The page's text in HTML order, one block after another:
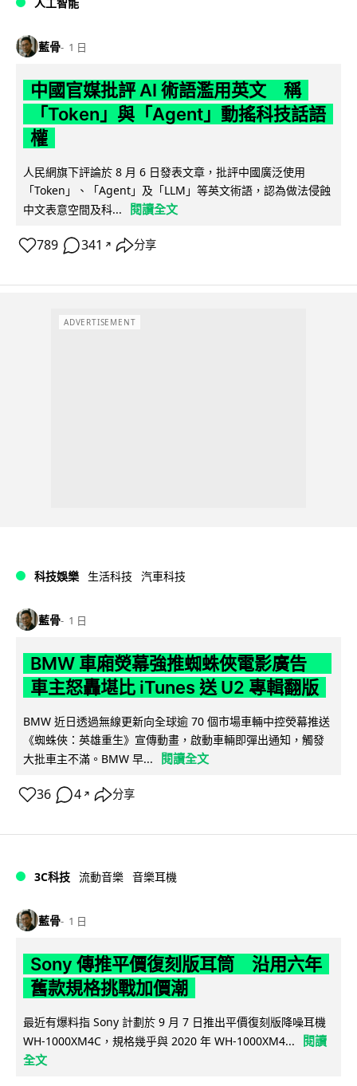
藍骨 1 日
中國官媒批評 AI 術語濫用英文 稱
「Token」與「Agent」動搖科技話語
權
人民網旗下評論於 8 月 6 日發表文章，批評中國廣泛使用
「Token」、「Agent」及「LLM」等英文術語，認為做法侵蝕
中文表意空間及科...
閱讀全文
789 341 ↗ 分享
ADVERTISEMENT
科技娛樂 生活科技 汽車科技
藍骨 1 日
BMW 車廂熒幕強推蜘蛛俠電影廣告
車主怒轟堪比 iTunes 送 U2 專輯翻版
BMW 近日透過無線更新向全球逾 70 個市場車輛中控熒幕推送
《蜘蛛俠：英雄重生》宣傳動畫，啟動車輛即彈出通知，觸發
大批車主不滿。BMW 早...
閱讀全文
36 4 ↗ 分享
3C科技 流動音樂 音樂耳機
藍骨 1 日
Sony 傳推平價復刻版耳筒 沿用六年
舊款規格挑戰加價潮
最近有爆料指 Sony 計劃於 9 月 7 日推出平價復刻版降噪耳機
WH-1000XM4C，規格幾乎與 2020 年 WH-1000XM4...
閱讀
全文